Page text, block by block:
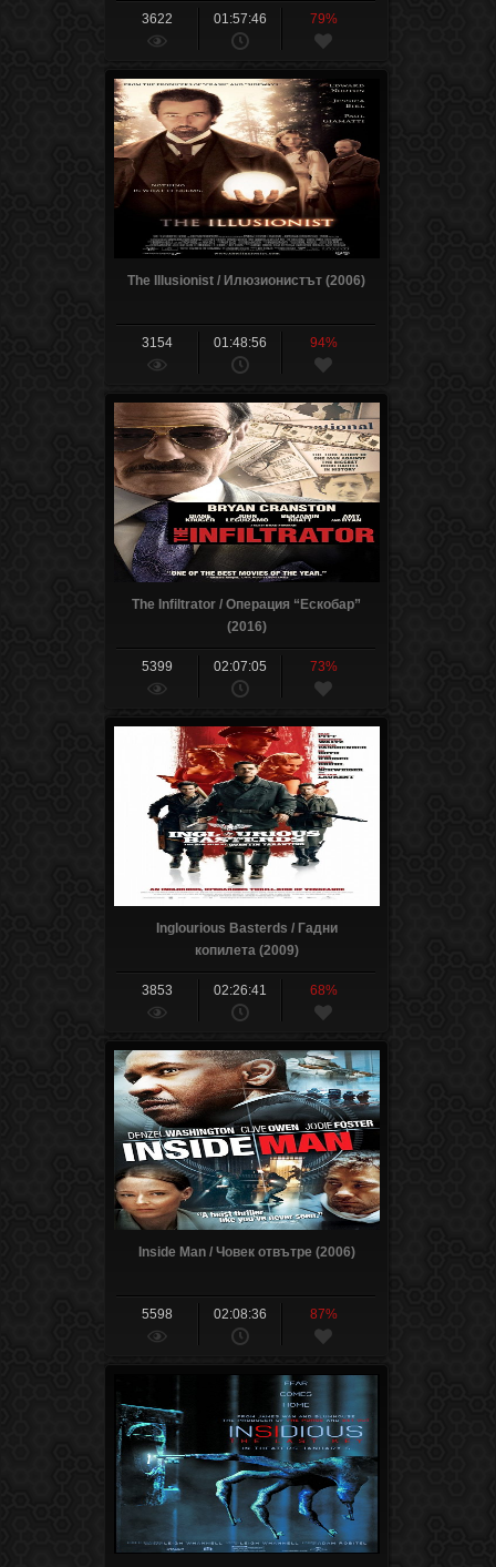
3622 01:57:46 79%
The Illusionist / Илюзионистът (2006)
3154 01:48:56 94%
The Infiltrator / Операция “Ескобар”
(2016)
5399 02:07:05 73%
Inglourious Basterds / Гадни
копилета (2009)
3853 02:26:41 68%
Inside Man / Човек отвътре (2006)
5598 02:08:36 87%